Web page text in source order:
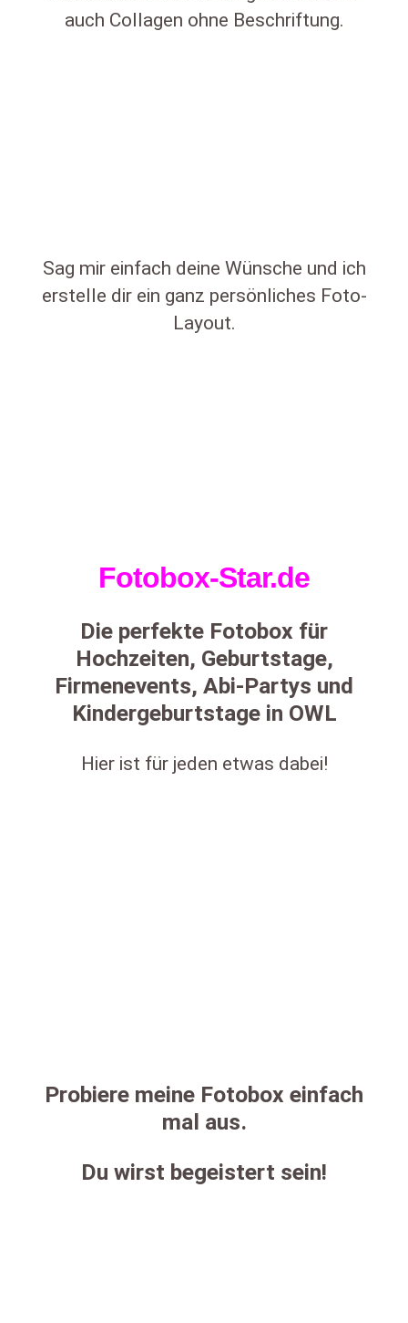
auch Collagen ohne Beschriftung.
Sag mir einfach deine Wünsche und ich
erstelle dir ein ganz persönliches Foto-
Layout.
Fotobox-Star.de
Die perfekte Fotobox für
Hochzeiten, Geburtstage,
Firmenevents, Abi-Partys und
Kindergeburtstage in OWL
Hier ist für jeden etwas dabei!
Probiere meine Fotobox einfach
mal aus.
Du wirst begeistert sein!